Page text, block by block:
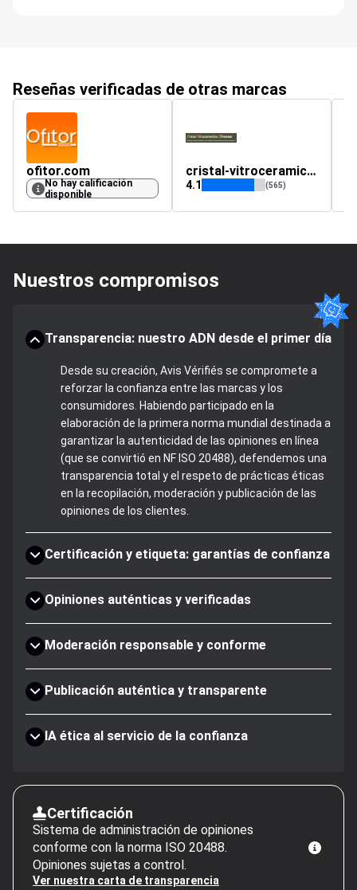
Reseñas verificadas de otras marcas
ofitor.com
No hay calificación
disponible
cristal-vitroceramico-chimenea.es
4.1 (565)
Nuestros compromisos
Transparencia: nuestro ADN desde el primer día
Desde su creación, Avis Vérifiés se compromete a
reforzar la confianza entre las marcas y los
consumidores. Habiendo participado en la
elaboración de la primera norma mundial destinada a
garantizar la autenticidad de las opiniones en línea
(que se convirtió en NF ISO 20488), defendemos una
transparencia total y el respeto de prácticas éticas
en la recopilación, moderación y publicación de las
opiniones de los clientes.
Certificación y etiqueta: garantías de confianza
Opiniones auténticas y verificadas
Moderación responsable y conforme
Publicación auténtica y transparente
IA ética al servicio de la confianza
Certificación
Sistema de administración de opiniones
conforme con la norma ISO 20488.
Opiniones sujetas a control.
Ver nuestra carta de transparencia